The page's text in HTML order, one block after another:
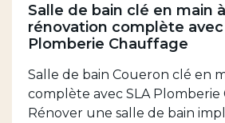
Salle de bain clé en main
rénovation complète avec
Plomberie Chauffage
Salle de bain Coueron clé en
complète avec SLA Plomberie
Rénover une salle de bain